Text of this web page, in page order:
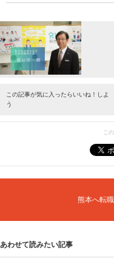
この記事が気に入ったらいいね！しよ
う
こ
熊本へ転
あわせて読みたい記事